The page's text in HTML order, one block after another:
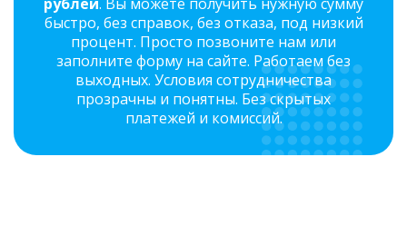
быстро, без справок, без отказа, под низкий
процент. Просто позвоните нам или
заполните форму на сайте. Работаем без
выходных. Условия сотрудничества
прозрачны и понятны. Без скрытых
платежей и комиссий.